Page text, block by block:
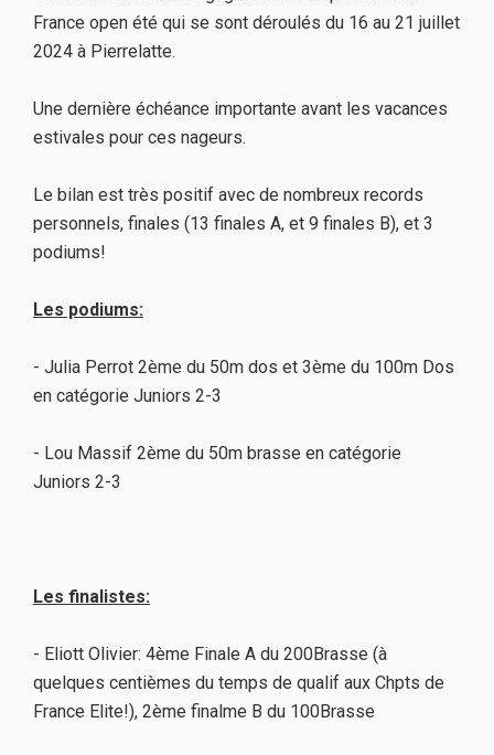
France open été qui se sont déroulés du 16 au 21 juillet
2024 à Pierrelatte.
Une dernière échéance importante avant les vacances
estivales pour ces nageurs.
Le bilan est très positif avec de nombreux records
personnels, finales (13 finales A, et 9 finales B), et 3
podiums!
Les podiums:
- Julia Perrot 2ème du 50m dos et 3ème du 100m Dos
en catégorie Juniors 2-3
- Lou Massif 2ème du 50m brasse en catégorie
Juniors 2-3
Les finalistes:
- Eliott Olivier: 4ème Finale A du 200Brasse (à
quelques centièmes du temps de qualif aux Chpts de
France Elite!), 2ème finalme B du 100Brasse